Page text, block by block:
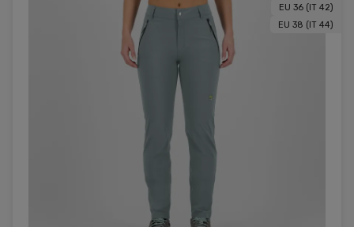
EU 36 (IT 42)
EU 38 (IT 44)